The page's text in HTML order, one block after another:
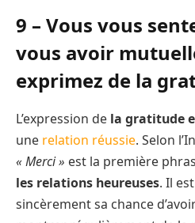
9 – Vous vous
vous avoir
exprimez de la
L’expression de la gratitude
une relation réussie. Selon
« Merci » est la première
les relations heureuses. Il
sincèrement sa chance